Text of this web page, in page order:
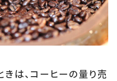
は、コーヒーの量り売